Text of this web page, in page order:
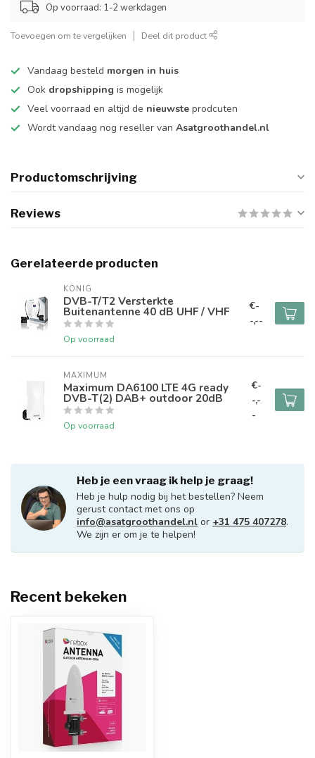
Op voorraad: 1-2 werkdagen
Toevoegen om te vergelijken Deel dit product
Vandaag besteld morgen in huis
Ook dropshipping is mogelijk
Veel voorraad en altijd de nieuwste prodcuten
Wordt vandaag nog reseller van Asatgroothandel.nl
Productomschrijving
Reviews
Gerelateerde producten
KÖNIG
DVB-T/T2 Versterkte
Buitenantenne 40 dB UHF / VHF
Op voorraad
€-
-,--
MAXIMUM
Maximum DA6100 LTE 4G ready
DVB-T(2) DAB+ outdoor 20dB
Op voorraad
€-
-,-
-
Heb je een vraag ik help je graag!
Heb je hulp nodig bij het bestellen? Neem
gerust contact met ons op
info@asatgroothandel.nl or +31 475 407278.
We zijn er om je te helpen!
Recent bekeken